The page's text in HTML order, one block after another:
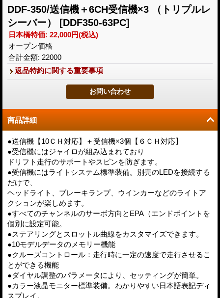
DDF-350/送信機＋6CH受信機×3 （トリプルレ
シーバー） [DDF350-63PC]
日本橋特価: 22,000円(税込)
オープン価格
合計金額: 22000
返品特約に関する重要事項
商品詳細
●送信機【10ＣＨ対応】＋受信機×3個【６ＣＨ対応】
●受信機にはジャイロが組み込まれており
ドリフト走行のサポートやスピンを防ぎます。
●受信機にはライトシステム標準装備。別売のLEDを接続する
だけで、
ヘッドライト、ブレーキランプ、ウインカーなどのライトア
クションが楽しめます。
●すべてのチャンネルのサーボ方向とEPA（エンドポイントを
個別に設定可能。
●ステアリングとスロットル曲線をカスタマイズできます。
●10モデルデータのメモリー機能
●クルーズコントロール：走行時に一定の速度で走行させるこ
とができる機能
●ダイヤル調整のパラメータにより、セッティングが簡単。
●カラー液晶モニター標準装備。わかりやすい日本語表記ディ
スプレイ。